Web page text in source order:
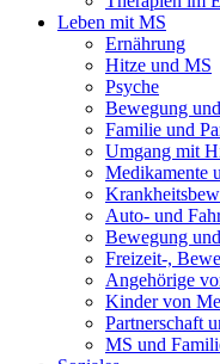
Leben mit MS
Ernährung
Hitze und MS
Psyche
Bewegung
Familie und
Umgang mit
Medikamente
Auto- und
Bewegung
Freizeit-,
Angehörige
Kinder von
Partnerschaft
MS und